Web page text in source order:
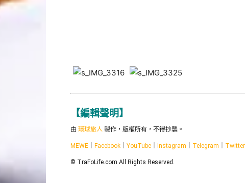
【編輯聲明】
由 環球旅人 製作，版權所有，不得抄襲。
MEWE Facebook YouTube Instagram Telegram Twitter
© TraFoLife.com All Rights Reserved.